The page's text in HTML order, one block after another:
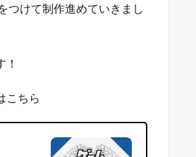
つけて制作進めていきまし
こちら